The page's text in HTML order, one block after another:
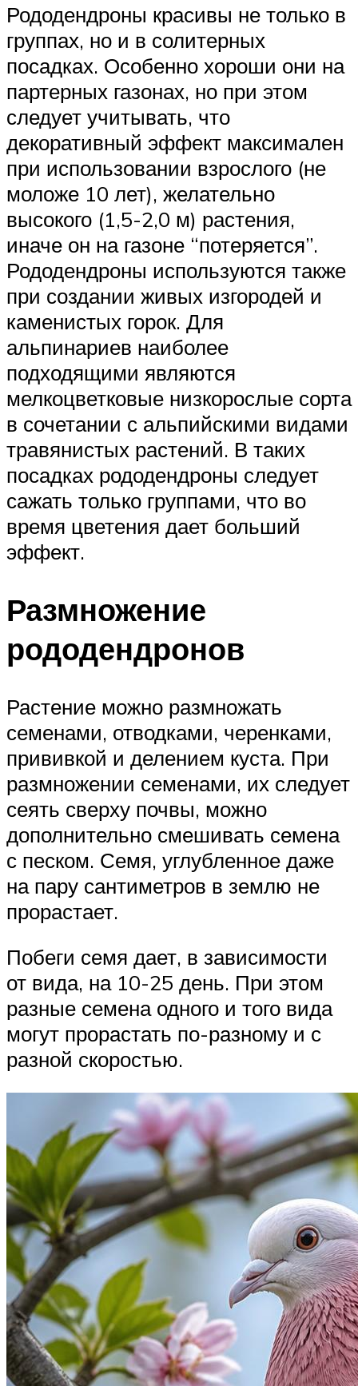
Рододендроны красивы не только в
группах, но и в солитерных
посадках. Особенно хороши они на
партерных газонах, но при этом
следует учитывать, что
декоративный эффект максимален
при использовании взрослого (не
моложе 10 лет), желательно
высокого (1,5-2,0 м) растения,
иначе он на газоне “потеряется”.
Рододендроны используются также
при создании живых изгородей и
каменистых горок. Для
альпинариев наиболее
подходящими являются
мелкоцветковые низкорослые сорта
в сочетании с альпийскими видами
травянистых растений. В таких
посадках рододендроны следует
сажать только группами, что во
время цветения дает больший
эффект.
Размножение
рододендронов
Растение можно размножать
семенами, отводками, черенками,
прививкой и делением куста. При
размножении семенами, их следует
сеять сверху почвы, можно
дополнительно смешивать семена
с песком. Семя, углубленное даже
на пару сантиметров в землю не
прорастает.
Побеги семя дает, в зависимости
от вида, на 10-25 день. При этом
разные семена одного и того вида
могут прорастать по-разному и с
разной скоростью.